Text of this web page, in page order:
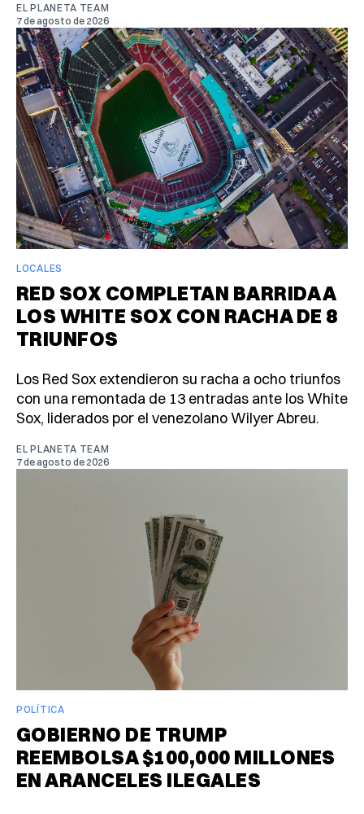
EL PLANETA TEAM
7 de agosto de 2026
LOCALES
RED SOX COMPLETAN BARRIDA A
LOS WHITE SOX CON RACHA DE 8
TRIUNFOS
Los Red Sox extendieron su racha a ocho triunfos
con una remontada de 13 entradas ante los White
Sox, liderados por el venezolano Wilyer Abreu.
EL PLANETA TEAM
7 de agosto de 2026
POLÍTICA
GOBIERNO DE TRUMP
REEMBOLSA $100,000 MILLONES
EN ARANCELES ILEGALES